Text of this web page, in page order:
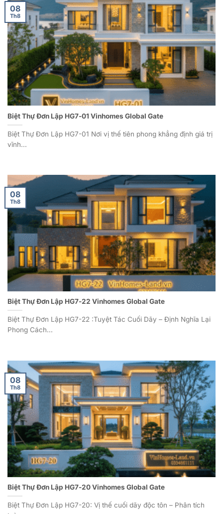
Biệt Thự Đơn Lập HG7-01 Vinhomes Global Gate
Biệt Thự Đơn Lập HG7-01 Nơi vị thế tiên phong khẳng định giá trị
vĩnh...
08
Th8
Biệt Thự Đơn Lập HG7-22 Vinhomes Global Gate
Biệt Thự Đơn Lập HG7-22 :Tuyệt Tác Cuối Dãy – Định Nghĩa Lại
Phong Cách...
08
Th8
Biệt Thự Đơn Lập HG7-20 Vinhomes Global Gate
Biệt Thự Đơn Lập HG7-20: Vị thế cuối dãy độc tôn – Phân tích
08
Th8